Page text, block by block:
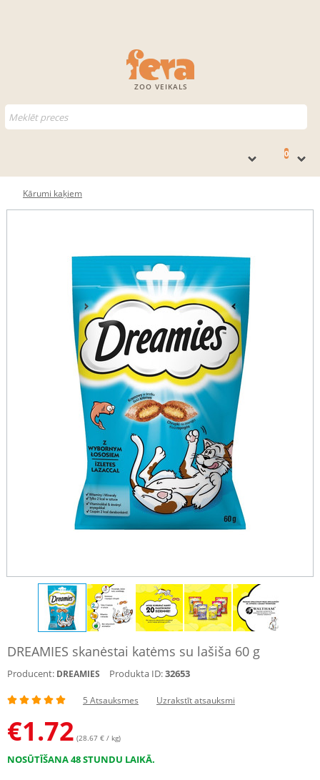
ZOO VEIKALS
0
Kārumi kaķiem
DREAMIES skanėstai katėms su lašiša 60 g
Producent: DREAMIES Produkta ID:32653
5 Atsauksmes Uzrakstīt atsauksmi
€1.72 (28.67 € / kg)
NOSŪTĪŠANA 48 STUNDU LAIKĀ.